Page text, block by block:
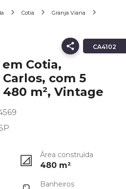
Cotia
Granja Viana
CA4102
Cotia,
Carlos, com 5
m², Vintage
Área construída
480 m²
Banheiros